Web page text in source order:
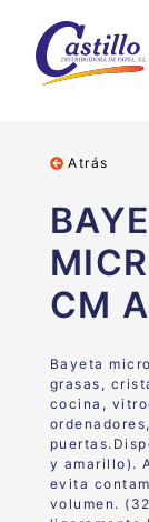
Atrás
CM
Bayeta
grasas,
cocina,
puertas.
y amarillo).
evita
volumen.